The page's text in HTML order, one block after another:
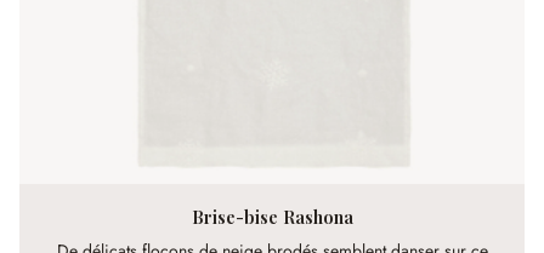
Brise-bise Rashona